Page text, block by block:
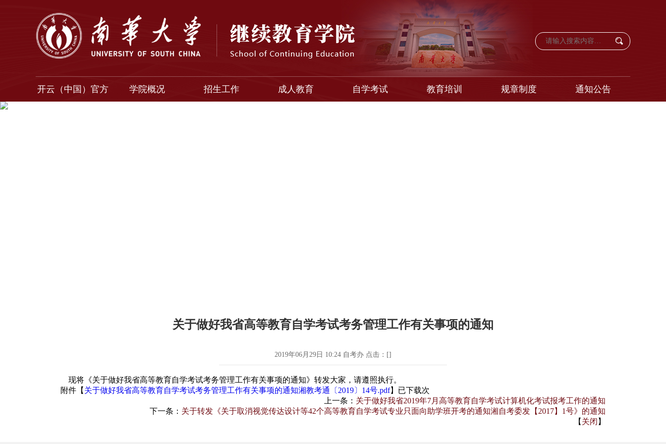
开云（中国）官方 学院概况 招生工作 成人教育 自学考试 教育培训 规章制度 通知公告
关于做好我省高等教育自学考试考务管理工作有关事项的通知
2019年06月29日 10:24 自考办 点击：[]
现将《关于做好我省高等教育自学考试考务管理工作有关事项的通知》转发大家，请遵照执行。
附件【 关于做好我省高等教育自学考试考务管理工作有关事项的通知湘教考通〔2019〕14号.pdf】已下载次
上一条： 关于做好我省2019年7月高等教育自学考试计算机化考试报考工作的通知
下一条： 关于转发《关于取消视觉传达设计等42个高等教育自学考试专业只面向助学班开考的通知湘自考委发【2017】1号》的通知
【 关闭 】